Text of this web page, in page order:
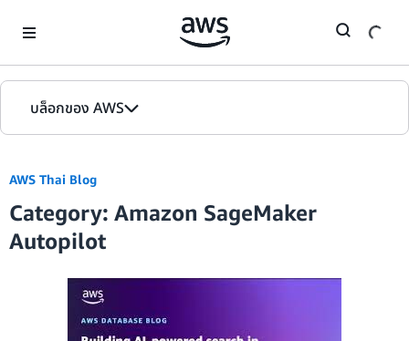
บล็อกของ AWS
หน้าหลัก
รุ่น
AWS Thai Blog
Category: Amazon SageMaker
Autopilot